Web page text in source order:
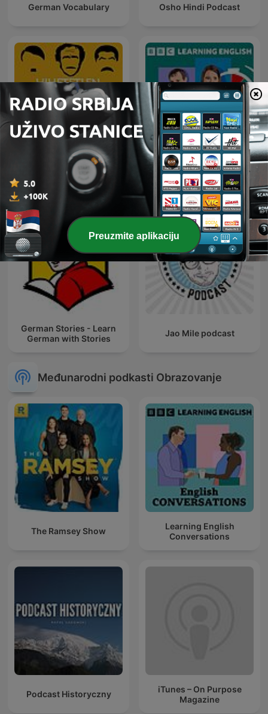
German Vocabulary Osho Hindi Podcast
Hihetetlen Történelem
Podcast
6 Minute English
German Stories - Learn
German with Stories
Jao Mile podcast
Međunarodni podkasti Obrazovanje
The Ramsey Show
Learning English
Conversations
Podcast Historyczny
iTunes – On Purpose
Magazine
Preuzmite aplikaciju